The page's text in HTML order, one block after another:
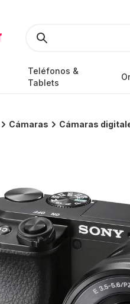
Teléfonos &
Tablets
Cámaras Cámaras